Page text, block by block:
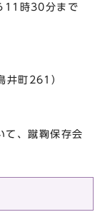
11時30分まで
井町261）
て、蹴鞠保存会